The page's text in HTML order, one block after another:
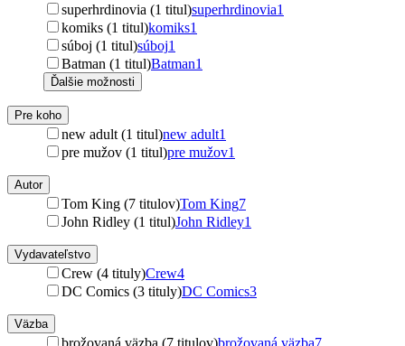
superhrdinovia (1 titul)superhrdinovia1
komiks (1 titul)komiks1
súboj (1 titul)súboj1
Batman (1 titul)Batman1
Ďalšie možnosti
Pre koho
new adult (1 titul)new adult1
pre mužov (1 titul)pre mužov1
Autor
Tom King (7 titulov)Tom King7
John Ridley (1 titul)John Ridley1
Vydavateľstvo
Crew (4 tituly)Crew4
DC Comics (3 tituly)DC Comics3
Väzba
brožovaná väzba (7 titulov)brožovaná väzba7